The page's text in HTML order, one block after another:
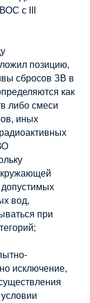
с III
позицию,
сбросов ЗВ в
как
либо смеси
иных
вод,
при
исключение,